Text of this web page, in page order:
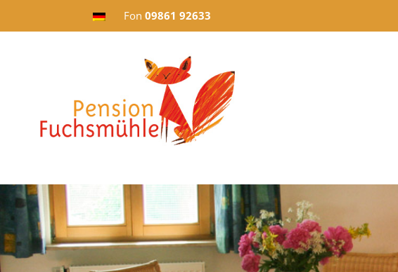
Fon 09861 92633